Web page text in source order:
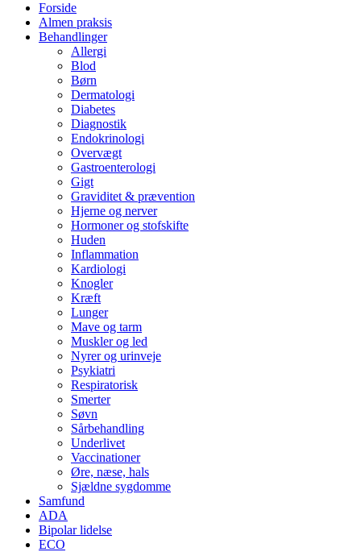
Forside
Almen praksis
Behandlinger
Allergi
Blod
Børn
Dermatologi
Diabetes
Diagnostik
Endokrinologi
Overvægt
Gastroenterologi
Gigt
Graviditet & prævention
Hjerne og nerver
Hormoner og stofskifte
Huden
Inflammation
Kardiologi
Knogler
Kræft
Lunger
Mave og tarm
Muskler og led
Nyrer og urinveje
Psykiatri
Respiratorisk
Smerter
Søvn
Sårbehandling
Underlivet
Vaccinationer
Øre, næse, hals
Sjældne sygdomme
Samfund
ADA
Bipolar lidelse
ECO